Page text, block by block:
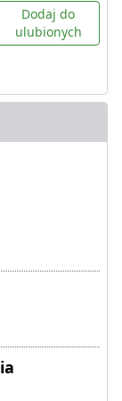
Dodaj do
ulubionych